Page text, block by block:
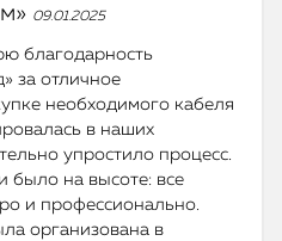
09.01.2025
благодарность
за отличное
необходимого кабеля
в наших
упростило процесс.
на высоте: все
и профессионально.
организована в